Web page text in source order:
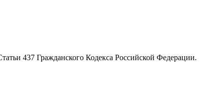
437 Гражданского Кодекса Российской Федерации.